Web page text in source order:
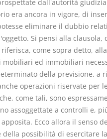
dall'autorità
era ancora in vigore, di
eliminare il dubbio
Si pensi alla
come sopra detto,
mobiliari ed immobiliari
della previsione, a
operazioni riservate per
come tali, sono
assoggettate a controlli e,
Ecco allora il senso
della possibilità di esercitare